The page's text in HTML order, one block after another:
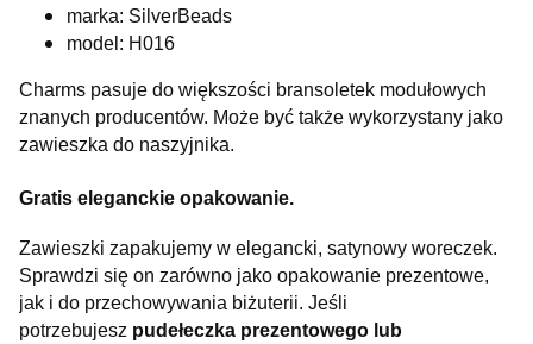
marka: SilverBeads
model: H016
Charms pasuje do większości bransoletek modułowych
znanych producentów. Może być także wykorzystany jako
zawieszka do naszyjnika.
Gratis eleganckie opakowanie.
Zawieszki zapakujemy w elegancki, satynowy woreczek.
Sprawdzi się on zarówno jako opakowanie prezentowe,
jak i do przechowywania biżuterii. Jeśli
potrzebujesz pudełeczka prezentowego lub